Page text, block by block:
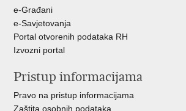
e-Građani
e-Savjetovanja
Portal otvorenih podataka RH
Izvozni portal
Pristup informacijama
Pravo na pristup informacijama
Zaštita osobnih podataka